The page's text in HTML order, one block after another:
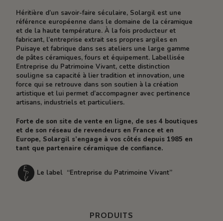
Héritière d’un savoir-faire séculaire, Solargil est une
référence européenne dans le domaine de la céramique
et de la haute température. À la fois producteur et
fabricant, l’entreprise extrait ses propres argiles en
Puisaye et fabrique dans ses ateliers une large gamme
de pâtes céramiques, fours et équipement. Labellisée
Entreprise du Patrimoine Vivant, cette distinction
souligne sa capacité à lier tradition et innovation, une
force qui se retrouve dans son soutien à la création
artistique et lui permet d’accompagner avec pertinence
artisans, industriels et particuliers.
Forte de son site de vente en ligne, de ses 4 boutiques
et de son réseau de revendeurs en France et en
Europe, Solargil s’engage à vos côtés depuis 1985 en
tant que partenaire céramique de confiance.
Le label “Entreprise du Patrimoine Vivant”
PRODUITS